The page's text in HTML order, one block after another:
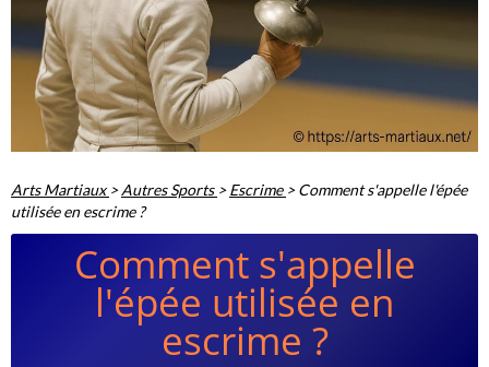
Arts Martiaux >Autres Sports >Escrime >Comment s'appelle l'épée
utilisée en escrime ?
Comment s'appelle
l'épée utilisée en
escrime ?